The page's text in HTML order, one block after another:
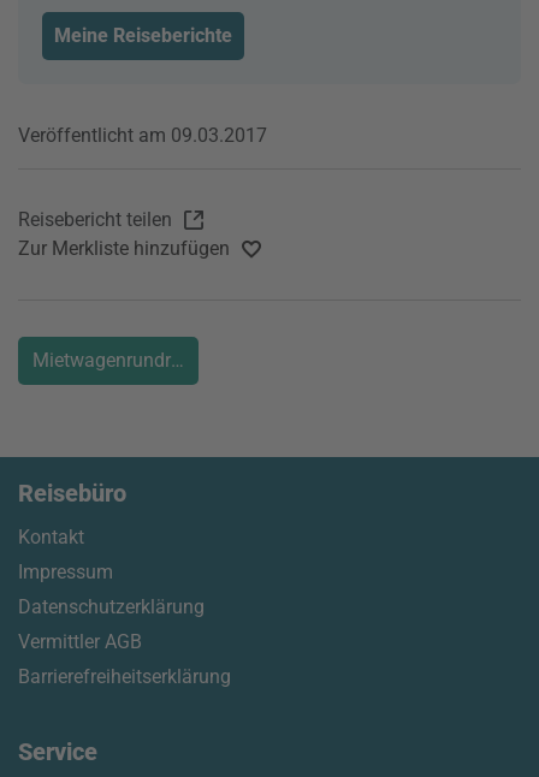
Meine Reiseberichte
Veröffentlicht am 09.03.2017
Reisebericht teilen
Zur Merkliste hinzufügen
Mietwagenrundreise Städtetrip New York Kanada
Reisebüro
Kontakt
Impressum
Datenschutzerklärung
Vermittler AGB
Barrierefreiheitserklärung
Service